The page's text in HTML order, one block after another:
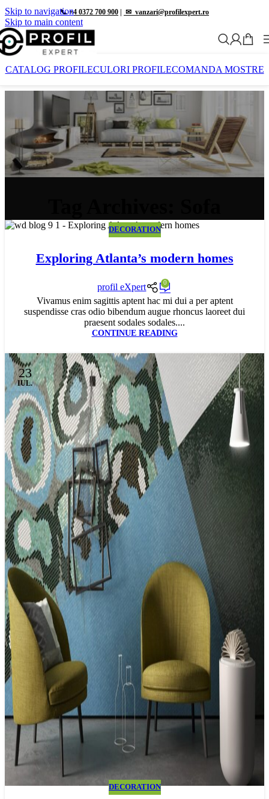
Skip to navigation
Skip to main content
📞 +4 0372 700 900 ✉︎ vanzari@profilexpert.ro
CATALOG PROFILECULORI PROFILECOMANDA MOSTRE
DECORATION
Exploring Atlanta’s modern homes
profil eXpert 0
Vivamus enim sagittis aptent hac mi dui a per aptent
suspendisse cras odio bibendum augue rhoncus laoreet dui
praesent sodales sodales....
CONTINUE READING
23
IUL.
DECORATION